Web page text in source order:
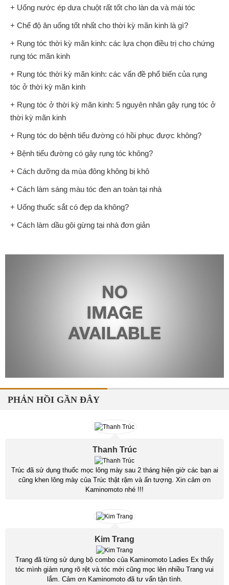
+ Uống nước ép dưa chuột rất tốt cho làn da và mái tóc
+ Chế độ ăn uống tốt nhất cho thời kỳ mãn kinh là gì?
+ Rụng tóc thời kỳ mãn kinh: các lựa chọn điều trị cho chứng
rụng tóc mãn kinh
+ Rụng tóc thời kỳ mãn kinh: các vấn đề phổ biến của rụng
tóc ở thời kỳ mãn kinh
+ Rụng tóc ở thời kỳ mãn kinh: 5 nguyên nhân gây rụng tóc ở
thời kỳ mãn kinh
+ Rụng tóc do bệnh tiểu đường có hồi phục được không?
+ Bệnh tiểu đường có gây rụng tóc không?
+ Cách dưỡng da mùa đông không bị khô
+ Cách làm sáng màu tóc đen an toàn tại nhà
+ Uống thuốc sắt có đẹp da không?
+ Cách làm dầu gội gừng tại nhà đơn giản
PHẢN HỒI GẦN ĐÂY
Thanh Trúc
Trúc đã sử dụng thuốc mọc lông mày sau 2 tháng hiện giờ các bạn ai
cũng khen lông mày của Trúc thật rậm và ấn tượng. Xin cảm ơn
Kaminomoto nhé !!!
Kim Trang
Trang đã từng sử dụng bộ combo của Kaminomoto Ladies Ex thấy
tóc mình giảm rụng rõ rệt và tóc mới cũng mọc lên nhiều Trang vui
lắm. Cảm ơn Kaminomoto đã tư vấn tận tình.